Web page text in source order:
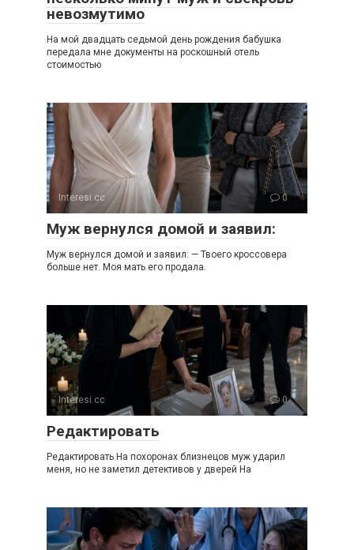
невозмутимо
На мой двадцать седьмой день рождения бабушка
передала мне документы на роскошный отель
стоимостью
Interesi.cc 0
Муж вернулся домой и заявил:
Муж вернулся домой и заявил: — Твоего кроссовера
больше нет. Моя мать его продала.
Interesi.cc 0
Редактировать
Редактировать На похоронах близнецов муж ударил
меня, но не заметил детективов у дверей На